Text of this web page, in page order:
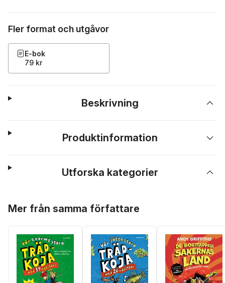
Fler format och utgåvor
E-bok
79 kr
Beskrivning
Produktinformation
Utforska kategorier
Mer från samma författare